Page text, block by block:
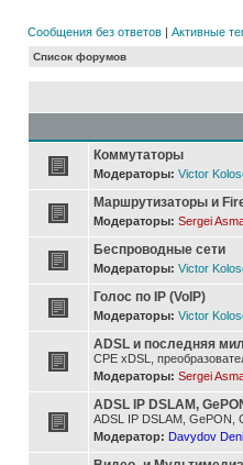
Сообщения без ответов | Активные
Список форумов
Коммутаторы
Модераторы: Victor
Маршрутизаторы и
Модераторы: Sergei
Беспроводные сети
Модераторы: Victor
Голос по IP (VoIP)
Модераторы: Victor
ADSL и последняя
CPE xDSL,
Модераторы: Sergei
ADSL IP DSLAM,
ADSL IP DSLAM, GePON,
Модератор: Davydov